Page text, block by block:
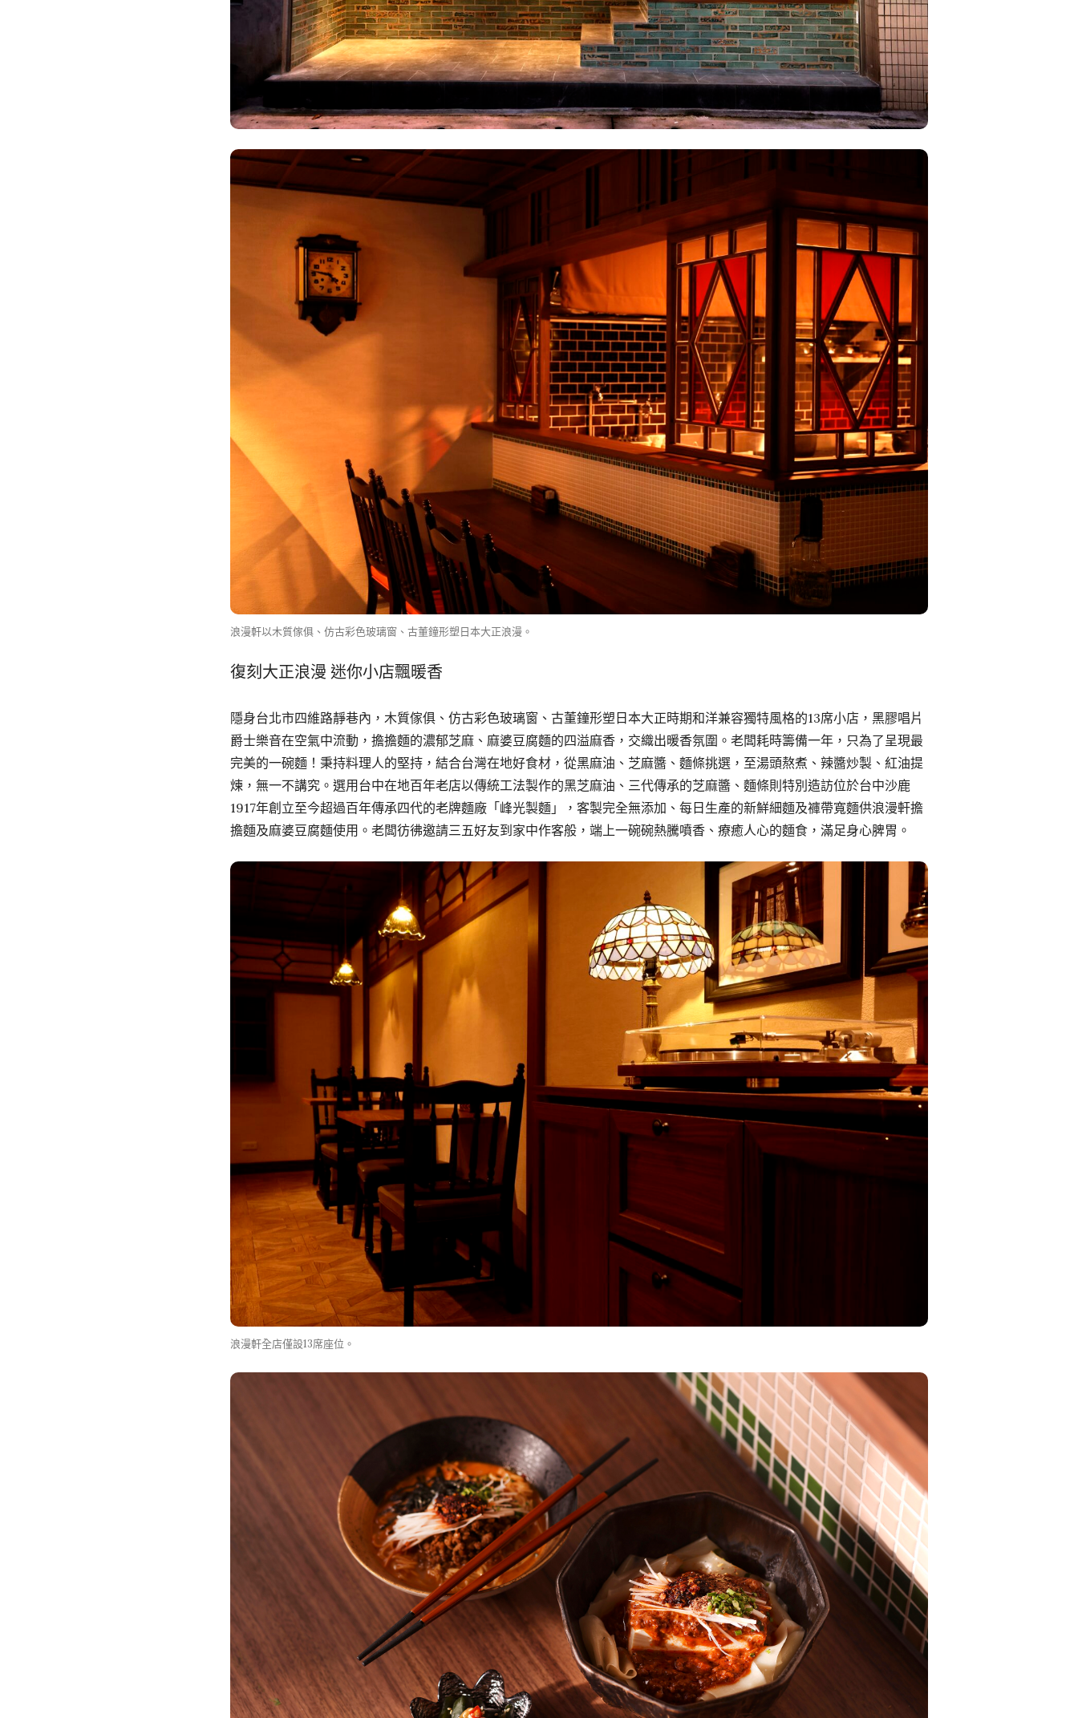
浪漫軒以木質傢俱、仿古彩色玻璃窗、古董鐘形塑日本大正浪漫。
復刻大正浪漫 迷你小店飄暖香
隱身台北市四維路靜巷內，木質傢俱、仿古彩色玻璃窗、古董鐘形塑日本大正時期和洋兼容獨特風格的13席小店，黑膠唱片
爵士樂音在空氣中流動，擔擔麵的濃郁芝麻、麻婆豆腐麵的四溢麻香，交織出暖香氛圍。老闆耗時籌備一年，只為了呈現最
完美的一碗麵！秉持料理人的堅持，結合台灣在地好食材，從黑麻油、芝麻醬、麵條挑選，至湯頭熬煮、辣醬炒製、紅油提
煉，無一不講究。選用台中在地百年老店以傳統工法製作的黑芝麻油、三代傳承的芝麻醬、麵條則特別造訪位於台中沙鹿
1917年創立至今超過百年傳承四代的老牌麵廠「峰光製麵」，客製完全無添加、每日生產的新鮮細麵及褲帶寬麵供浪漫軒擔
擔麵及麻婆豆腐麵使用。老闆彷彿邀請三五好友到家中作客般，端上一碗碗熱騰噴香、療癒人心的麵食，滿足身心脾胃。
浪漫軒全店僅設13席座位。